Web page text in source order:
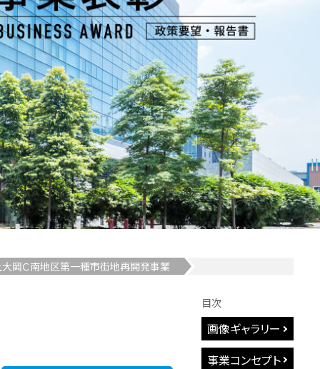
岡Ｃ南地区第一種市街地再開発事業
目次
画像ギャラリー
事業コンセプト